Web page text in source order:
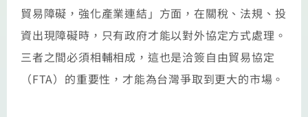
貿易障礙，強化產業連結」方面，在關稅、法規、投
資出現障礙時，只有政府才能以對外協定方式處理。
三者之間必須相輔相成，這也是洽簽自由貿易協定
（FTA）的重要性，才能為台灣爭取到更大的市場。